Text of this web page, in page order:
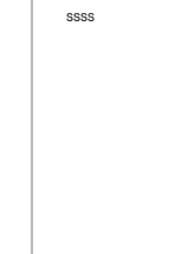
ssss